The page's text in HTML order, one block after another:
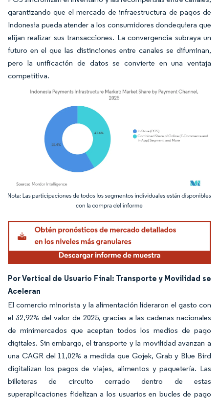
garantizando que el mercado de infraestructura de pagos de
Indonesia pueda atender a los consumidores dondequiera que
elijan realizar sus transacciones. La convergencia subraya un
futuro en el que las distinciones entre canales se difuminan,
pero la unificación de datos se convierte en una ventaja
competitiva.
Imagen © Mordor Intelligence. El uso requiere atribución según CC BY 4.0.
Por Vertical de Usuario Final: Transporte y Movilidad se
Aceleran
El comercio minorista y la alimentación lideraron el gasto con
el 32,92% del valor de 2025, gracias a las cadenas nacionales
de minimercados que aceptan todos los medios de pago
digitales. Sin embargo, el transporte y la movilidad avanzan a
una CAGR del 11,02% a medida que Gojek, Grab y Blue Bird
digitalizan los pagos de viajes, alimentos y paquetería. Las
billeteras de circuito cerrado dentro de estas
superaplicaciones fidelizan a los usuarios en bucles de pago